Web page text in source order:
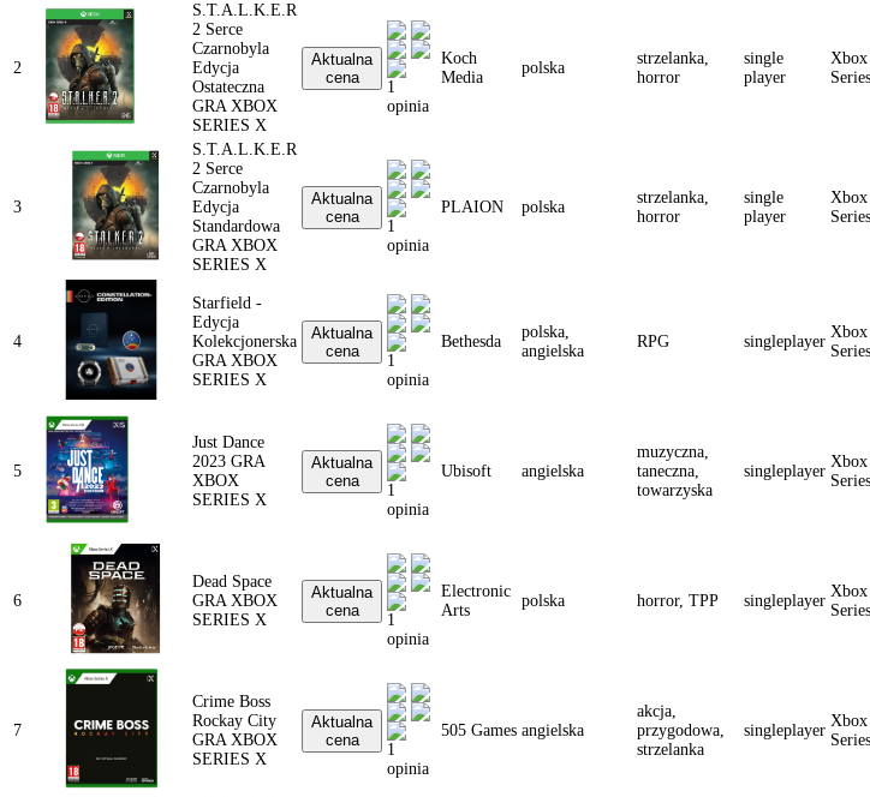
2
S.T.A.L.K.E.R
2 Serce
Czarnobyla
Edycja
Ostateczna
GRA XBOX
SERIES X
Aktualna
cena
1
opinia
Koch
Media
polska
strzelanka,
horror
single
player
Xbox
3
S.T.A.L.K.E.R
2 Serce
Czarnobyla
Edycja
Standardowa
GRA XBOX
SERIES X
Aktualna
cena
1
opinia
PLAION polska
strzelanka,
horror
single
player
Xbox
4
Starfield -
Edycja
Kolekcjonerska
GRA XBOX
SERIES X
Aktualna
cena
1
opinia
Bethesda
polska,
angielska
RPG singleplayer
Xbox
Series
5
Just Dance
2023 GRA
XBOX
SERIES X
Aktualna
cena
1
opinia
Ubisoft angielska
muzyczna,
taneczna,
towarzyska
singleplayer
Xbox
Series
6
Dead Space
GRA XBOX
SERIES X
Aktualna
cena
1
opinia
Electronic
Arts
polska horror, TPP singleplayer
Xbox
Series
7
Crime Boss
Rockay City
GRA XBOX
SERIES X
Aktualna
cena
1
opinia
505 Games angielska
akcja,
przygodowa,
strzelanka
singleplayer
Xbox